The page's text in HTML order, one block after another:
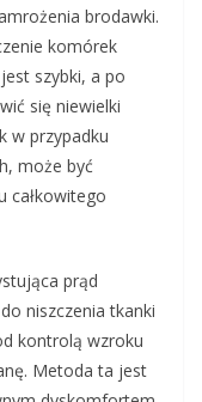
brodawki.
komórek
szybki, a po
się niewielki
w przypadku
może być
całkowitego
prąd
niszczenia tkanki
kontrolą wzroku
Metoda ta jest